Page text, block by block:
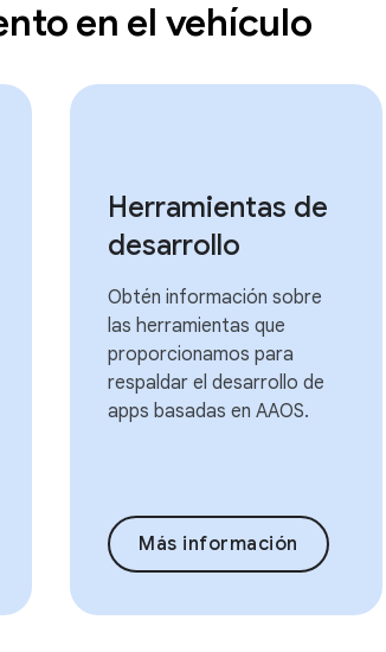
en el vehículo
Herramientas de
desarrollo
Obtén información sobre
las herramientas que
proporcionamos para
respaldar el desarrollo de
apps basadas en AAOS.
Más información